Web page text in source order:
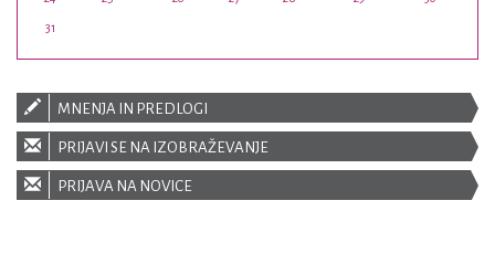
31
MNENJA IN PREDLOGI
PRIJAVI SE NA IZOBRAŽEVANJE
PRIJAVA NA NOVICE